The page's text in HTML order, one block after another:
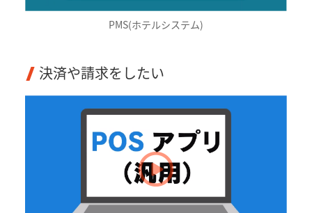
PMS(ホテルシステム)
決済や請求をしたい